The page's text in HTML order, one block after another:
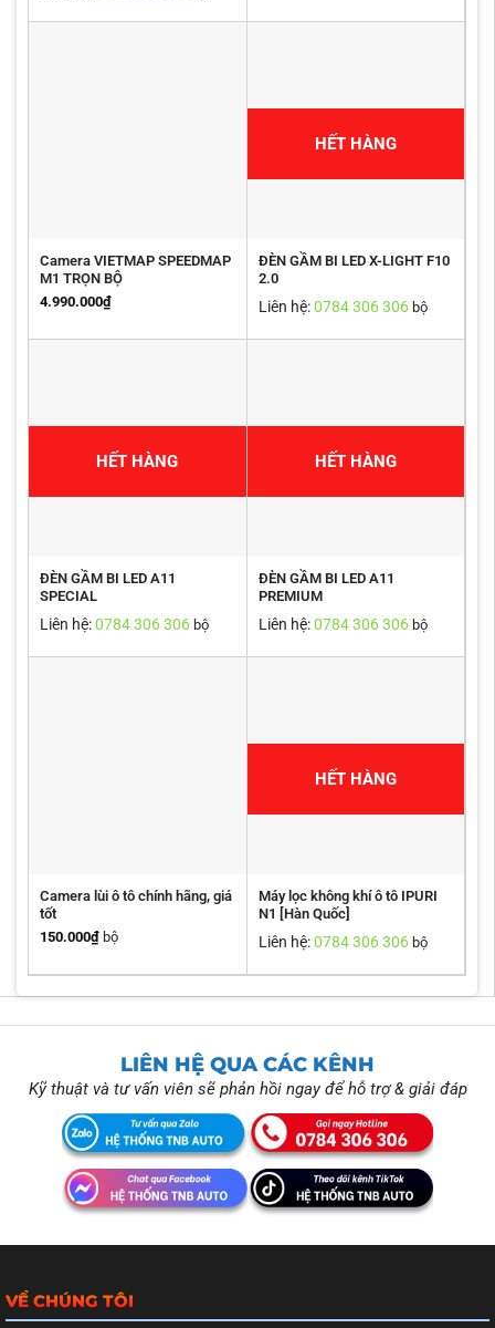
Camera VIETMAP SPEEDMAP
M1 TRỌN BỘ
4.990.000₫
HẾT HÀNG
ĐÈN GẦM BI LED X-LIGHT F10
2.0
Liên hệ:0784 306 306bộ
HẾT HÀNG
ĐÈN GẦM BI LED A11
SPECIAL
Liên hệ:0784 306 306 bộ
HẾT HÀNG
ĐÈN GẦM BI LED A11
PREMIUM
Liên hệ:0784 306 306bộ
Camera lùi ô tô chính hãng, giá
tốt
150.000₫ bộ
HẾT HÀNG
Máy lọc không khí ô tô IPURI
N1 [Hàn Quốc]
Liên hệ:0784 306 306bộ
LIÊN HỆ QUA CÁC KÊNH
Kỹ thuật và tư vấn viên sẽ phản hồi ngay để hỗ trợ & giải đáp
VỀ CHÚNG TÔI